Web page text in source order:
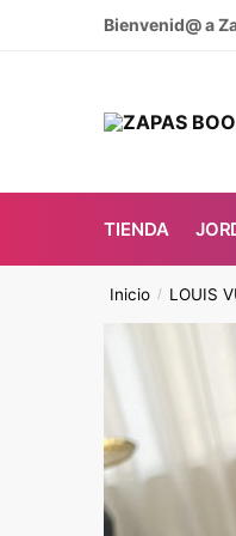
Bienvenid@ a
TIENDA
Inicio / LOUIS